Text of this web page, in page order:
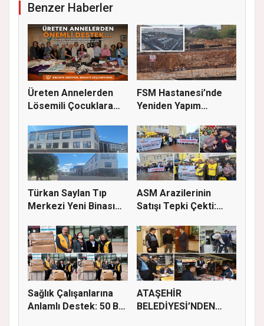
Benzer Haberler
Üreten Annelerden
Lösemili Çocuklara
FSM Hastanesi’nde
Yeniden Yapım
Türkan Saylan Tıp
Merkezi Yeni Binası
ASM Arazilerinin
Satışı Tepki Çekti:
Sağlık Çalışanlarına
Anlamlı Destek: 50 Bin
ATAŞEHİR
BELEDİYESİ’NDEN